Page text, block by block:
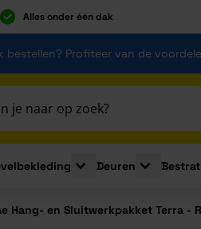
Alles onder één dak
bestellen? Profiteer van de
Plaatmaterialen
submenu for IsolatieToggle submenu for
Deuren
Toggle
Hang- en Sluitwerkpakket Terra -